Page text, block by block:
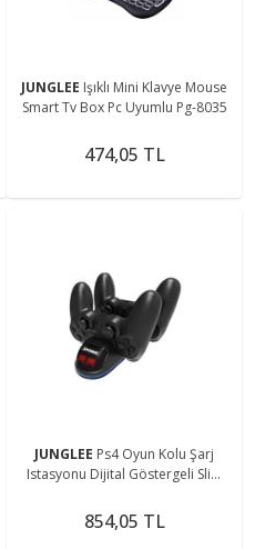
JUNGLEE Işıklı Mini Klavye Mouse
Smart Tv Box Pc Uyumlu Pg-8035
474,05 TL
JUNGLEE Ps4 Oyun Kolu Şarj
Istasyonu Dijital Göstergeli Slim
854,05 TL